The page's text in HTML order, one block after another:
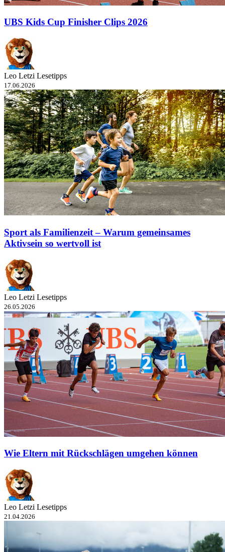
UBS Kids Cup Finisher Clips 2026
Leo Letzi Lesetipps
17.06.2026
Sport als Familienzeit – Warum gemeinsames
Aktivsein so wertvoll ist
Leo Letzi Lesetipps
26.05.2026
Wie Eltern mit Rückschlägen umgehen können
Leo Letzi Lesetipps
21.04.2026